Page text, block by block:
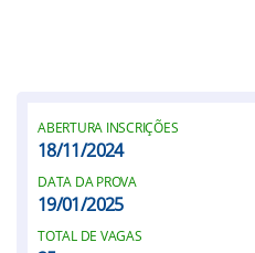
ABERTURA INSCRIÇÕES
18/11/2024
DATA DA PROVA
19/01/2025
TOTAL DE VAGAS